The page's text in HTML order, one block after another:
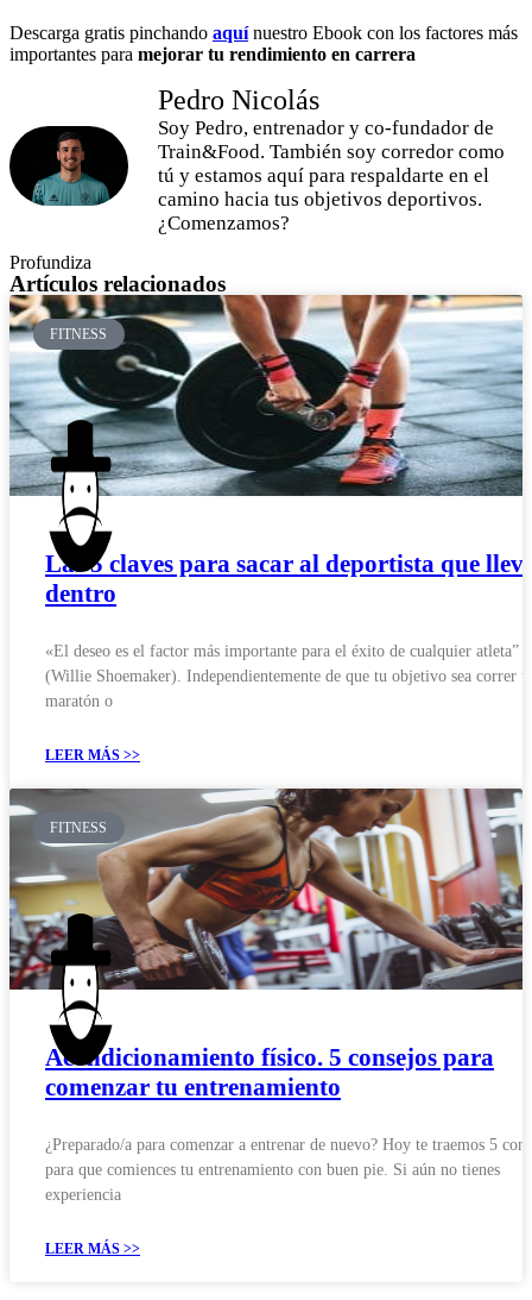
Descarga gratis pinchando aquínuestro Ebook con los factores más
importantes para mejorar tu rendimiento en carrera
Pedro Nicolás
Soy Pedro, entrenador y co-fundador de
Train&Food. También soy corredor como
tú y estamos aquí para respaldarte en el
camino hacia tus objetivos deportivos.
¿Comenzamos?
Profundiza
Artículos relacionados
FITNESS
Las 5 claves para sacar al deportista que
dentro
«El deseo es el factor más importante para el éxito de cualquier atleta”
(Willie Shoemaker). Independientemente de que tu objetivo sea correr
maratón o
LEER MÁS >>
FITNESS
Acondicionamiento físico. 5 consejos para
comenzar tu entrenamiento
¿Preparado/a para comenzar a entrenar de nuevo? Hoy te traemos 5
para que comiences tu entrenamiento con buen pie. Si aún no tienes
experiencia
LEER MÁS >>